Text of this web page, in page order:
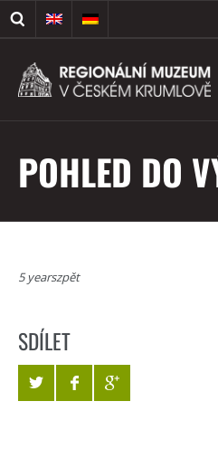
POHLED DO
5 yearszpět
SDÍLET